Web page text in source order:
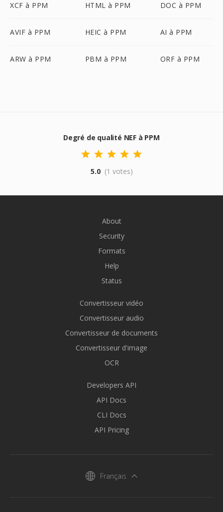
XCF à PPM HTML à PPM DOC à PPM
AVIF à PPM HEIC à PPM AI à PPM
ARW à PPM PBM à PPM ORF à PPM
Degré de qualité NEF à PPM
5.0 (1 votes)
About
Security
Formats
Help
Status
Convertisseur vidéo
Convertisseur audio
Convertisseur de documents
Convertisseur d'image
OCR
Developers API
API Docs
CLI Docs
API Pricing
Français